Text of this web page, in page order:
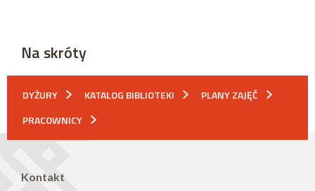
Na skróty
DYŻURY KATALOG BIBLIOTEKI
PLANY ZAJĘĆ
PRACOWNICY
Kontakt